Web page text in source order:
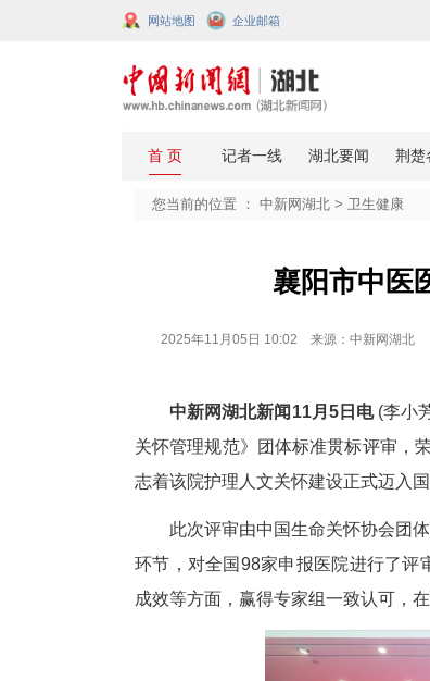
网站地图
襄阳
2025年11月05日 10:02 来源
中新网湖北新闻11月5
关怀管理规范》团体标准
志着该院护理人文关怀建
此次评审由中国生命关